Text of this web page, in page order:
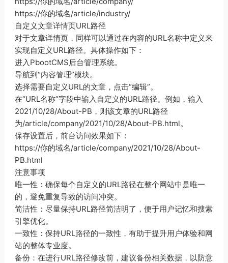
https://你的域名/article/industry/
自定义文章详情页URL路径
对于文章详情页，同样可以通过在内容的URL名称中定义来
实现自定义URL路径。具体操作如下：
进入PbootCMS后台管理系统。
导航到“内容管理”模块。
选择需要自定义URL的文章，点击“编辑”。
在“URL名称”字段中输入自定义的URL路径。例如，输入
2021/10/28/About-PB，则该文章的URL路径
为/article/company/2021/10/28/About-PB.html。
保存设置后，前台访问效果如下：
https://你的域名/article/company/2021/10/28/About-
PB.html
注意事项
唯一性：确保每个自定义的URL路径在整个网站中是唯一
的，避免重复导致的访问冲突。
简洁性：尽量保持URL路径简洁明了，便于用户记忆和搜索
引擎优化。
一致性：保持URL路径的一致性，有助于提升用户体验和网
站的整体专业度。
备份：在进行URL路径修改前，建议备份相关数据，以防意